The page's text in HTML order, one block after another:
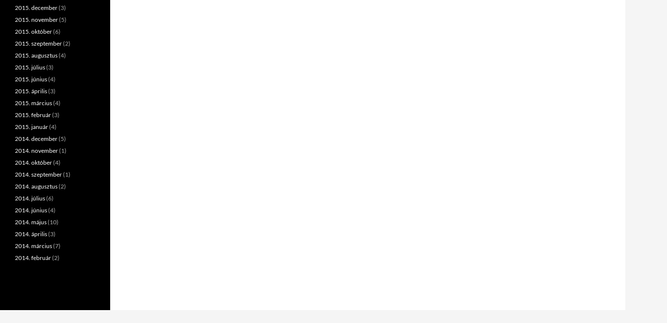
2015. december(3)
2015. november(5)
2015. október(6)
2015. szeptember(2)
2015. augusztus(4)
2015. július(3)
2015. június(4)
2015. április(3)
2015. március(4)
2015. február(3)
2015. január(4)
2014. december(5)
2014. november(1)
2014. október(4)
2014. szeptember(1)
2014. augusztus(2)
2014. július(6)
2014. június(4)
2014. május(10)
2014. április(3)
2014. március(7)
2014. február(2)